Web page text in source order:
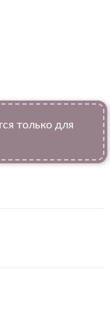
только для